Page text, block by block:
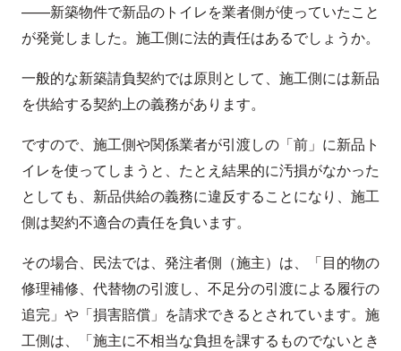
——新築物件で新品のトイレを業者側が使っていたこと
が発覚しました。施工側に法的責任はあるでしょうか。
一般的な新築請負契約では原則として、施工側には新品
を供給する契約上の義務があります。
ですので、施工側や関係業者が引渡しの「前」に新品ト
イレを使ってしまうと、たとえ結果的に汚損がなかった
としても、新品供給の義務に違反することになり、施工
側は契約不適合の責任を負います。
その場合、民法では、発注者側（施主）は、「目的物の
修理補修、代替物の引渡し、不足分の引渡による履行の
追完」や「損害賠償」を請求できるとされています。施
工側は、「施主に不相当な負担を課するものでないとき